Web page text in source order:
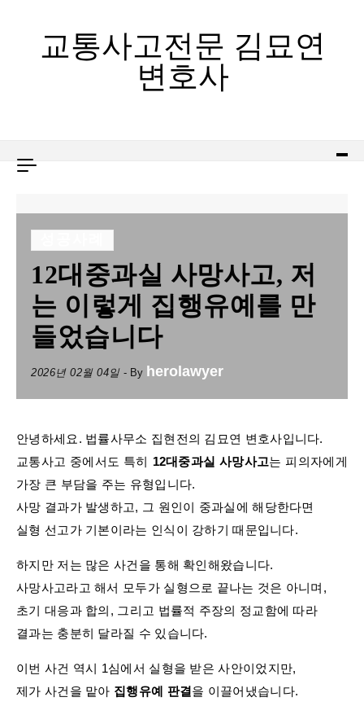
교통사고전문 김묘연
변호사
12대중과실 사망사고, 저
는 이렇게 집행유예를 만
들었습니다
2026년 02월 04일 - By herolawyer
안녕하세요. 법률사무소 집현전의 김묘연 변호사입니다.
교통사고 중에서도 특히 12대중과실 사망사고는 피의자에게
가장 큰 부담을 주는 유형입니다.
사망 결과가 발생하고, 그 원인이 중과실에 해당한다면
실형 선고가 기본이라는 인식이 강하기 때문입니다.
하지만 저는 많은 사건을 통해 확인해왔습니다.
사망사고라고 해서 모두가 실형으로 끝나는 것은 아니며,
초기 대응과 합의, 그리고 법률적 주장의 정교함에 따라
결과는 충분히 달라질 수 있습니다.
이번 사건 역시 1심에서 실형을 받은 사안이었지만,
제가 사건을 맡아 집행유예 판결을 이끌어냈습니다.